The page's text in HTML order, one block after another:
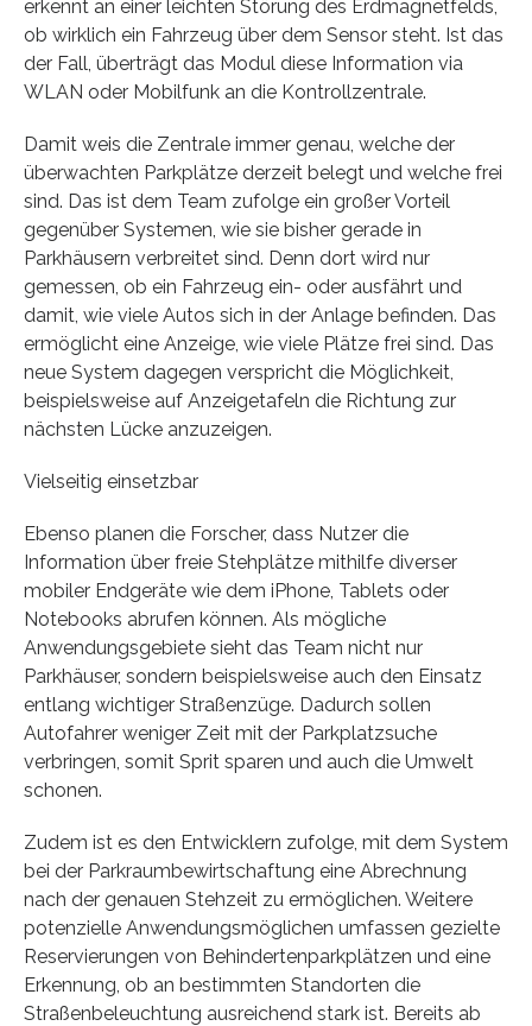
erkennt an einer leichten Störung des Erdmagnetfelds,
ob wirklich ein Fahrzeug über dem Sensor steht. Ist das
der Fall, überträgt das Modul diese Information via
WLAN oder Mobilfunk an die Kontrollzentrale.
Damit weis die Zentrale immer genau, welche der
überwachten Parkplätze derzeit belegt und welche frei
sind. Das ist dem Team zufolge ein großer Vorteil
gegenüber Systemen, wie sie bisher gerade in
Parkhäusern verbreitet sind. Denn dort wird nur
gemessen, ob ein Fahrzeug ein- oder ausfährt und
damit, wie viele Autos sich in der Anlage befinden. Das
ermöglicht eine Anzeige, wie viele Plätze frei sind. Das
neue System dagegen verspricht die Möglichkeit,
beispielsweise auf Anzeigetafeln die Richtung zur
nächsten Lücke anzuzeigen.
Vielseitig einsetzbar
Ebenso planen die Forscher, dass Nutzer die
Information über freie Stehplätze mithilfe diverser
mobiler Endgeräte wie dem iPhone, Tablets oder
Notebooks abrufen können. Als mögliche
Anwendungsgebiete sieht das Team nicht nur
Parkhäuser, sondern beispielsweise auch den Einsatz
entlang wichtiger Straßenzüge. Dadurch sollen
Autofahrer weniger Zeit mit der Parkplatzsuche
verbringen, somit Sprit sparen und auch die Umwelt
schonen.
Zudem ist es den Entwicklern zufolge, mit dem System
bei der Parkraumbewirtschaftung eine Abrechnung
nach der genauen Stehzeit zu ermöglichen. Weitere
potenzielle Anwendungsmöglichen umfassen gezielte
Reservierungen von Behindertenparkplätzen und eine
Erkennung, ob an bestimmten Standorten die
Straßenbeleuchtung ausreichend stark ist. Bereits ab